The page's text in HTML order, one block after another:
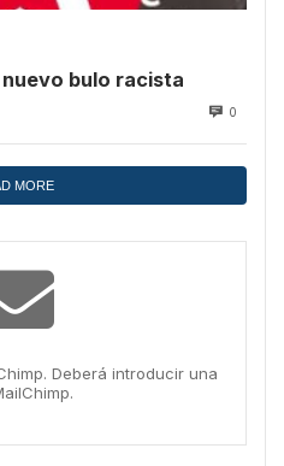
bulo racista
0
MORE
Deberá introducir una